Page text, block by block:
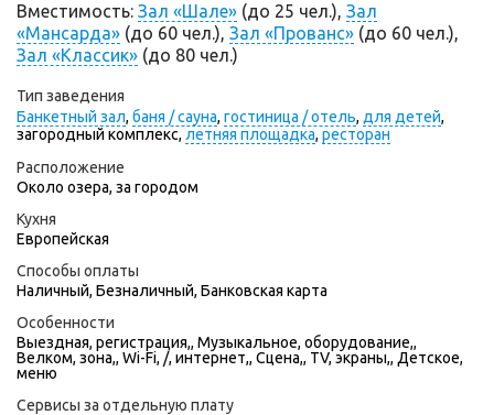
Вместимость: Зал «Шале» (до 25 чел.), Зал
«Мансарда» (до 60 чел.), Зал «Прованс» (до 60 чел.),
Зал «Классик» (до 80 чел.)
Тип заведения
Банкетный зал, баня / сауна, гостиница / отель, для детей,
загородный комплекс, летняя площадка, ресторан
Расположение
Около озера, за городом
Кухня
Европейская
Способы оплаты
Наличный, Безналичный, Банковская карта
Особенности
Выездная, регистрация,, Музыкальное, оборудование,,
Велком, зона,, Wi-Fi, /, интернет,, Сцена,, TV, экраны,, Детское,
меню
Сервисы за отдельную плату